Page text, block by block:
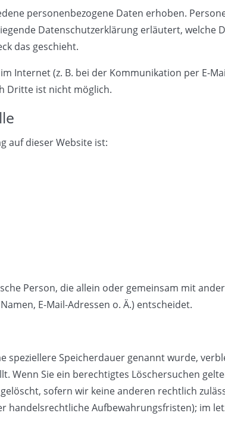
personenbezogene Daten erhoben.
Datenschutzerklärung erläutert, welche
das geschieht.
Internet (z. B. bei der Kommunikation per E-
Dritte ist nicht möglich.
auf dieser Website ist:
Person, die allein oder gemeinsam mit
E-Mail-Adressen o. Ä.) entscheidet.
speziellere Speicherdauer genannt wurde,
Wenn Sie ein berechtigtes Löschersuchen
sofern wir keine anderen rechtlich
handelsrechtliche Aufbewahrungsfristen); im